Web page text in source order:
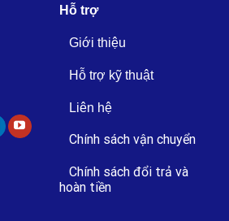
Hỗ trợ
Giới thiệu
Hỗ trợ kỹ thuật
Liên hệ
Chính sách vận chuyển
Chính sách đổi trả và
hoàn tiền